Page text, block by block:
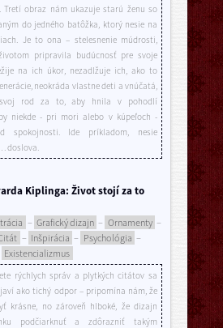
Tretí obraz nám ukazuje starú ženu so
do jedného batôžka, ktorý nesie na
Je to ona – stelesnenie múdrosti,
pripravila budúcnosť pre svoje
na ich úkor, nezadlžuje ich, ako to
neokráda vlastne deti a vnúčatá,
svoj rod za to, aby hnila v pohodlí
niekde - pri mori alebo v kúpeľoch -
spokojnosti. Ide príkladom, nesie
doslova.
Kiplinga: Život stojí za to
– Grafický dizajn – Ornamenty –
– Inšpirácia – Psychológia –
Existencializmus
rýchlych správ a plytkých citátov sa
ako tichý odpor – pripomína nám, že
krásne, no zároveň hlboké, že dizajn
podčiarknuť a zdôrazniť takým